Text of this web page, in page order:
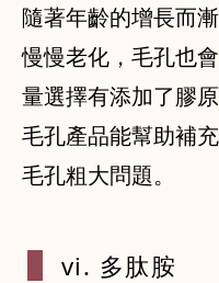
隨著年齡的增長而
慢慢老化，毛孔也
量選擇有添加了膠
毛孔產品能幫助補
毛孔粗大問題。
vi. 多肽胺